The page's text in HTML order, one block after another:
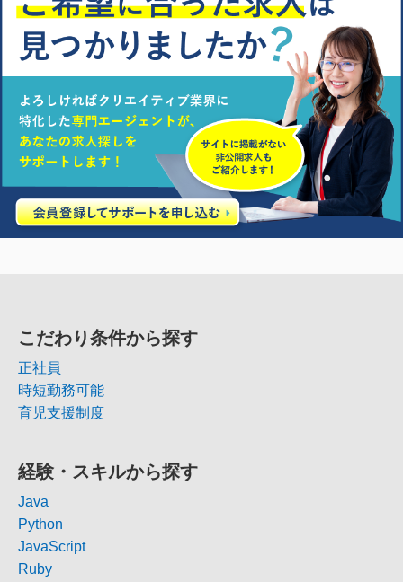
こだわり条件から探す
正社員
時短勤務可能
育児支援制度
経験・スキルから探す
Java
Python
JavaScript
Ruby